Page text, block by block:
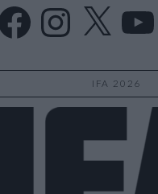
Facebook Instagram YouTube
IFA 2026